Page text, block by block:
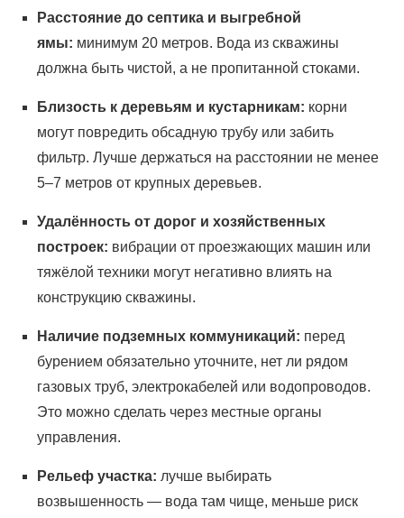
Расстояние до септика и выгребной
ямы: минимум 20 метров. Вода из скважины
должна быть чистой, а не пропитанной стоками.
Близость к деревьям и кустарникам: корни
могут повредить обсадную трубу или забить
фильтр. Лучше держаться на расстоянии не менее
5–7 метров от крупных деревьев.
Удалённость от дорог и хозяйственных
построек: вибрации от проезжающих машин или
тяжёлой техники могут негативно влиять на
конструкцию скважины.
Наличие подземных коммуникаций: перед
бурением обязательно уточните, нет ли рядом
газовых труб, электрокабелей или водопроводов.
Это можно сделать через местные органы
управления.
Рельеф участка: лучше выбирать
возвышенность — вода там чище, меньше риск